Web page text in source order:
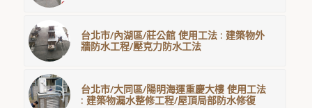
台北市/內湖區/莊公館 使用工法 : 建築物外
牆防水工程/壓克力防水工法
台北市/大同區/陽明海運重慶大樓 使用工法
: 建築物漏水整修工程/屋頂局部防水修復